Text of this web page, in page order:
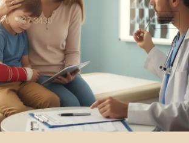
702-337-3430